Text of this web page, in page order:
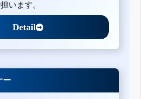
います。
Detail
ー